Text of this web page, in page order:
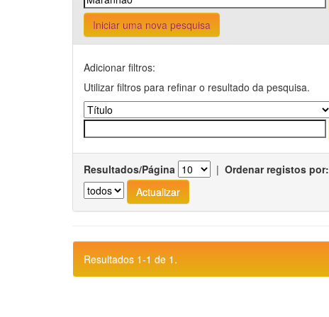
Iniciar uma nova pesquisa
Adicionar filtros:
Utilizar filtros para refinar o resultado da pesquisa.
Resultados/Página | Ordenar registos por:
Resultados 1-1 de 1.